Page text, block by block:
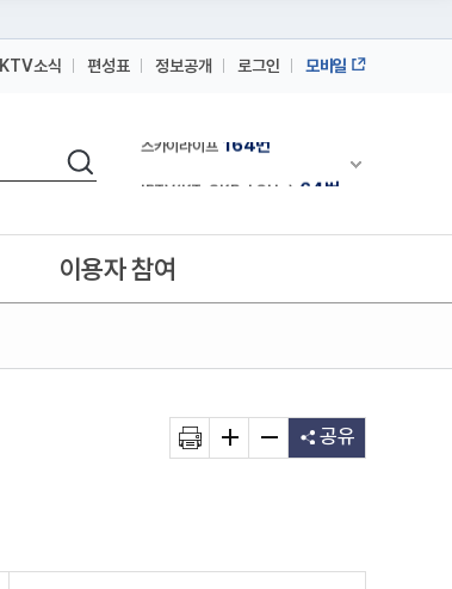
KTV소식 편성표 정보공개 로그인 모바일
검색 채널안내 펼쳐
IPTV(KT, SKB, LGU+)
이용자 참여
공유